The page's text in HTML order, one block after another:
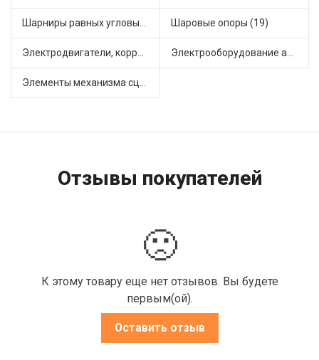
Шарниры равных угловых скоростей, приводные валы (1) Шаровые опоры (19)
Электродвигатели, корректоры и приводы автомобильн (22) Электрооборудование автомобилей (25)
Элементы механизма сцепления (63)
Отзывы покупателей
🙁
К этому товару еще нет отзывов. Вы будете
первым(ой).
Оставить отзыв